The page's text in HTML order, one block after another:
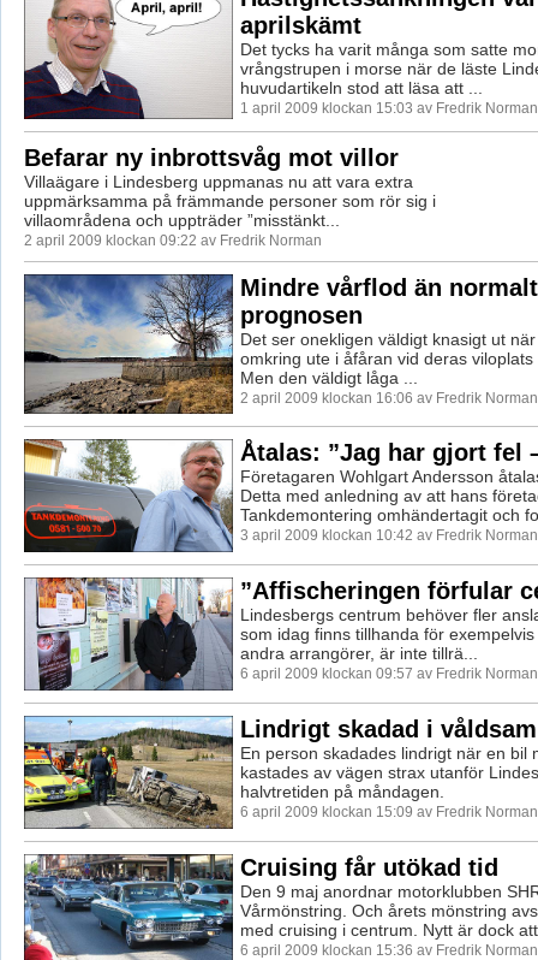
aprilskämt
Det tycks ha varit många som satte
vrångstrupen i morse när de läste
huvudartikeln stod att läsa att ...
1 april 2009 klockan 15:03 av Fredrik Norman
Befarar ny inbrottsvåg mot villor
Villaägare i Lindesberg uppmanas nu att vara extra
uppmärksamma på främmande personer som rör sig i
villaområdena och uppträder ”misstänkt...
2 april 2009 klockan 09:22 av Fredrik Norman
Mindre vårflod än
prognosen
Det ser onekligen väldigt knasigt ut
omkring ute i åfåran vid deras
Men den väldigt låga ...
2 april 2009 klockan 16:06 av Fredrik Norman
Åtalas: ”Jag har gjort fel
Företagaren Wohlgart Andersson
Detta med anledning av att hans
Tankdemontering omhändertagit och
3 april 2009 klockan 10:42 av Fredrik Norman
”Affischeringen förfular
Lindesbergs centrum behöver fler
som idag finns tillhanda för
andra arrangörer, är inte tillrä...
6 april 2009 klockan 09:57 av Fredrik Norman
Lindrigt skadad i
En person skadades lindrigt när en bil
kastades av vägen strax utanför
halvtretiden på måndagen.
6 april 2009 klockan 15:09 av Fredrik Norman
Cruising får utökad tid
Den 9 maj anordnar motorklubben
Vårmönstring. Och årets mönstring
med cruising i centrum. Nytt är dock
6 april 2009 klockan 15:36 av Fredrik Norman